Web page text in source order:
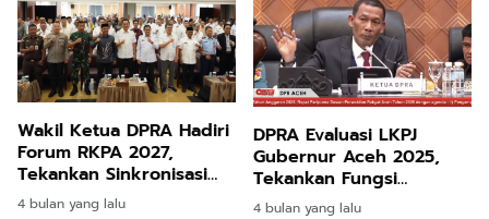
Wakil Ketua DPRA Hadiri
Forum RKPA 2027,
Tekankan Sinkronisasi
Pembangunan Aceh
4 bulan yang lalu
DPRA Evaluasi LKPJ
Gubernur Aceh 2025,
Tekankan Fungsi
Pengawasan Legislasi
4 bulan yang lalu